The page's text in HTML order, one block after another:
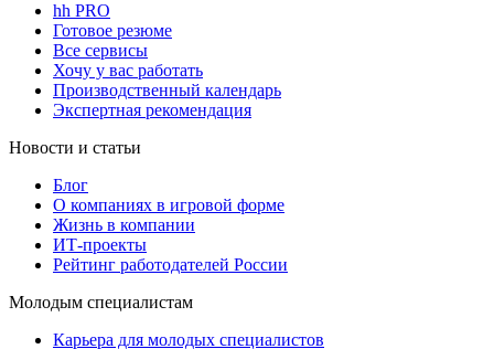
hh PRO
Готовое резюме
Все сервисы
Хочу у вас работать
Производственный календарь
Экспертная рекомендация
Новости и статьи
Блог
О компаниях в игровой форме
Жизнь в компании
ИТ-проекты
Рейтинг работодателей России
Молодым специалистам
Карьера для молодых специалистов